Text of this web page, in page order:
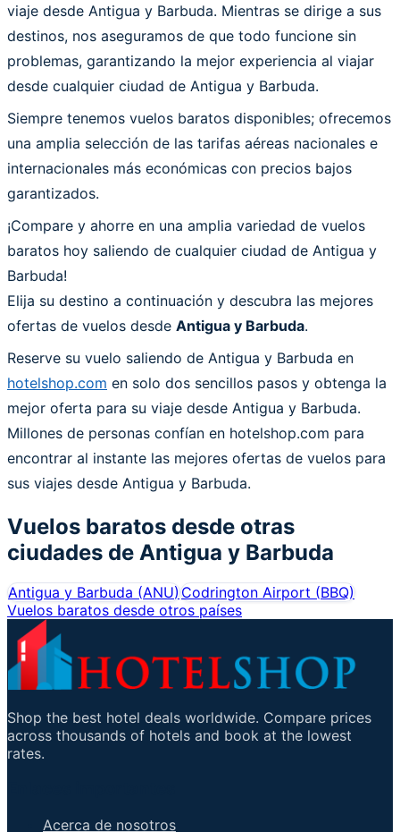
viaje desde Antigua y Barbuda. Mientras se dirige a sus
destinos, nos aseguramos de que todo funcione sin
problemas, garantizando la mejor experiencia al viajar
desde cualquier ciudad de Antigua y Barbuda.
Siempre tenemos vuelos baratos disponibles; ofrecemos
una amplia selección de las tarifas aéreas nacionales e
internacionales más económicas con precios bajos
garantizados.
¡Compare y ahorre en una amplia variedad de vuelos
baratos hoy saliendo de cualquier ciudad de Antigua y
Barbuda!
Elija su destino a continuación y descubra las mejores
ofertas de vuelos desde Antigua y Barbuda.
Reserve su vuelo saliendo de Antigua y Barbuda en
hotelshop.com en solo dos sencillos pasos y obtenga la
mejor oferta para su viaje desde Antigua y Barbuda.
Millones de personas confían en hotelshop.com para
encontrar al instante las mejores ofertas de vuelos para
sus viajes desde Antigua y Barbuda.
Vuelos baratos desde otras
ciudades de Antigua y Barbuda
Antigua y Barbuda (ANU)Codrington Airport (BBQ)
Vuelos baratos desde otros países
Shop the best hotel deals worldwide. Compare prices
across thousands of hotels and book at the lowest
rates.
Acerca de nosotros